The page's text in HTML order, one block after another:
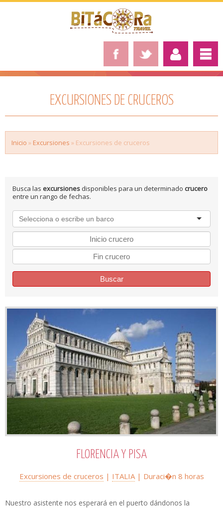
EXCURSIONES DE CRUCEROS
Inicio » Excursiones » Excursiones de cruceros
Busca las excursiones disponibles para un determinado crucero
entre un rango de fechas.
FLORENCIA Y PISA
Excursiones de cruceros | ITALIA| Duraci�n 8 horas
Nuestro asistente nos esperará en el puerto dándonos la